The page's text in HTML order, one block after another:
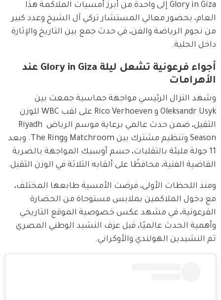
Glory in Giza إلى واحدة من أبرز أمسيات الملاكمة هذا
العام، بحضور معالي المستشار تركي آل الشيخ وعدد كبير
من نجوم الرياضة والفن، في حدث جمع بين التاريخ والإثارة
داخل الحلبة.
أجواء فرعونية تشعل ليلة Glory in Giza عند
الأهرامات
وشهد النزال الرئيسي مواجهة حماسية جمعت بين
Oleksandr Usyk و Rico Verhoeven على لقب WBC للوزن
الثقيل، ضمن حدث عالمي برعاية موسم الرياض Riyadh
Season وتنظيم مشترك بين Matchroom وThe Ring. وبعد
11 جولة مليئة بالتقلبات، حسم أوسيك المواجهة بالضربة
القاضية الفنية، محافظًا على ألقابه الثلاثة في الوزن الثقيل.
ومنذ اللحظات الأولى، فرضت الأمسية طابعها المختلف،
مع دخول الملاكمين بملابس مستوحاة من الحضارة
الفرعونية، في مشهد عكس خصوصية الموقع التاريخي
وأهمية الحدث عالميًا، قبل عزف النشيد الوطني المصري
ثم النشيدين الهولندي والأوكراني.